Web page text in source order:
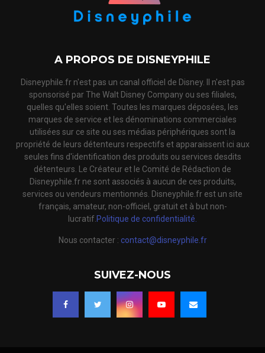
A PROPOS DE DISNEYPHILE
Disneyphile.fr n'est pas un canal officiel de Disney. Il n'est pas
sponsorisé par The Walt Disney Company ou ses filiales,
quelles qu'elles soient. Toutes les marques déposées, les
marques de service et les dénominations commerciales
utilisées sur ce site ou ses médias périphériques sont la
propriété de leurs détenteurs respectifs et apparaissent ici aux
seules fins d'identification des produits ou services desdits
détenteurs. Le Créateur et le Comité de Rédaction de
Disneyphile.fr ne sont associés à aucun de ces produits,
services ou vendeurs mentionnés. Disneyphile.fr est un site
français, amateur, non-officiel, gratuit et à but non-
lucratif. Politique de confidentialité.
Nous contacter : contact@disneyphile.fr
SUIVEZ-NOUS